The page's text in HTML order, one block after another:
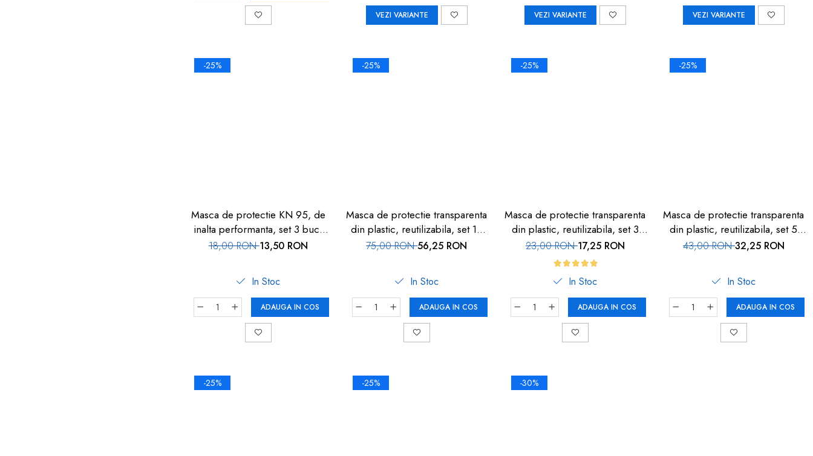
VEZI VARIANTE VEZI VARIANTE VEZI VARIANTE
-25%
Masca de protectie KN 95, de
inalta performanta, set 3 buc,
FM-03
18,00 RON13,50 RON
In Stoc
ADAUGA IN COS
-25%
Masca de protectie transparenta
din plastic, reutilizabila, set 10
buc, FM-08
75,00 RON56,25 RON
In Stoc
ADAUGA IN COS
-25%
Masca de protectie transparenta
din plastic, reutilizabila, set 3
buc, FM-07
23,00 RON17,25 RON
In Stoc
ADAUGA IN COS
-25%
Masca de protectie transparenta
din plastic, reutilizabila, set 5
buc, FM-06
43,00 RON32,25 RON
In Stoc
ADAUGA IN COS
-25% -25% -30%